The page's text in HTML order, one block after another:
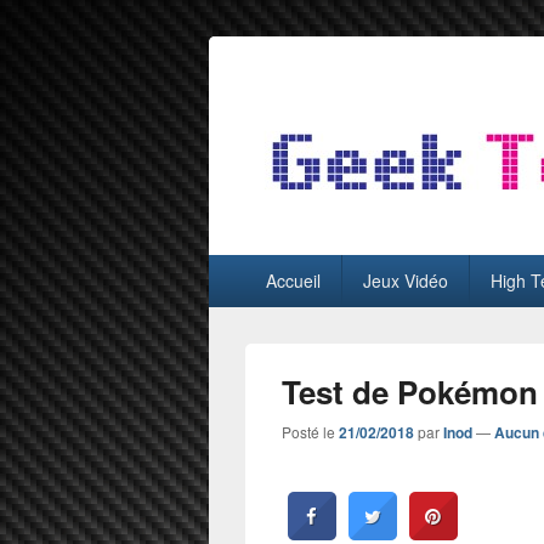
GeekTest
principalAccueil Jeux Vidéo High
Test de
Posté le 21/02/2018parInod—Aucun